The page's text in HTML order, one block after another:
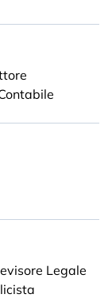
Legale